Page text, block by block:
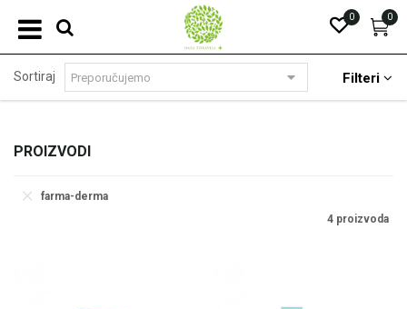
0
0
PROIZVODI
Sortiraj Filteri
farma-derma
4 proizvoda